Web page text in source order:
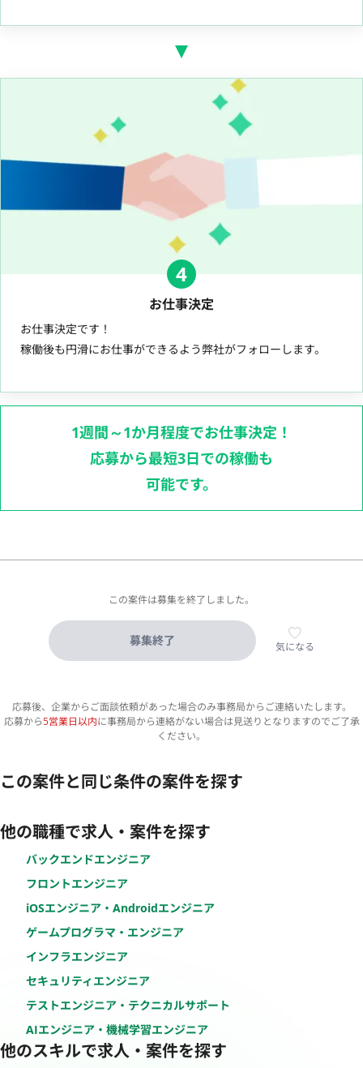
4
お仕事決定
お仕事決定です！
稼働後も円滑にお仕事ができるよう弊社がフォローします。
1週間～1か月程度でお仕事決定！
応募から最短3日での稼働も
可能です。
この案件は募集を終了しました。
募集終了 気になる
応募後、企業からご面談依頼があった場合のみ事務局からご連絡いたします。
応募から5営業日以内に事務局から連絡がない場合は見送りとなりますのでご了承
ください。
この案件と同じ条件の案件を探す
他の職種で求人・案件を探す
バックエンドエンジニア
フロントエンジニア
iOSエンジニア・Androidエンジニア
ゲームプログラマ・エンジニア
インフラエンジニア
セキュリティエンジニア
テストエンジニア・テクニカルサポート
AIエンジニア・機械学習エンジニア
他のスキルで求人・案件を探す